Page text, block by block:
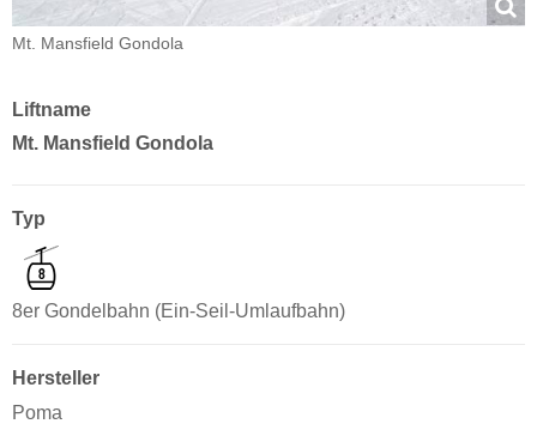
Mt. Mansfield Gondola
Liftname
Mt. Mansfield Gondola
Typ
8er Gondelbahn (Ein-Seil-Umlaufbahn)
Hersteller
Poma